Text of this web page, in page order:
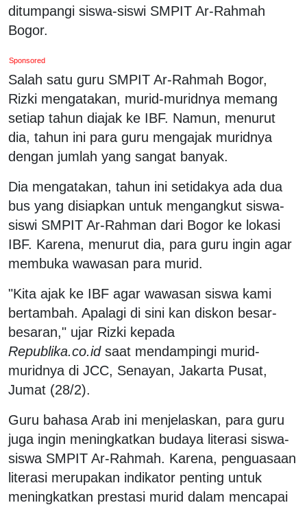
ditumpangi siswa-siswi SMPIT Ar-Rahmah
Bogor.
Sponsored
Salah satu guru SMPIT Ar-Rahmah Bogor,
Rizki mengatakan, murid-muridnya memang
setiap tahun diajak ke IBF. Namun, menurut
dia, tahun ini para guru mengajak muridnya
dengan jumlah yang sangat banyak.
Dia mengatakan, tahun ini setidakya ada dua
bus yang disiapkan untuk mengangkut siswa-
siswi SMPIT Ar-Rahman dari Bogor ke lokasi
IBF. Karena, menurut dia, para guru ingin agar
membuka wawasan para murid.
"Kita ajak ke IBF agar wawasan siswa kami
bertambah. Apalagi di sini kan diskon besar-
besaran," ujar Rizki kepada
Republika.co.idsaat mendampingi murid-
muridnya di JCC, Senayan, Jakarta Pusat,
Jumat (28/2).
Guru bahasa Arab ini menjelaskan, para guru
juga ingin meningkatkan budaya literasi siswa-
siswa SMPIT Ar-Rahmah. Karena, penguasaan
literasi merupakan indikator penting untuk
meningkatkan prestasi murid dalam mencapai